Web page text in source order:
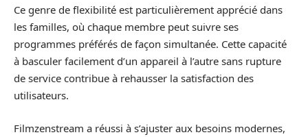
Ce genre de flexibilité est particulièrement apprécié dans
les familles, où chaque membre peut suivre ses
programmes préférés de façon simultanée. Cette capacité
à basculer facilement d’un appareil à l’autre sans rupture
de service contribue à rehausser la satisfaction des
utilisateurs.
Filmzenstream a réussi à s’ajuster aux besoins modernes,